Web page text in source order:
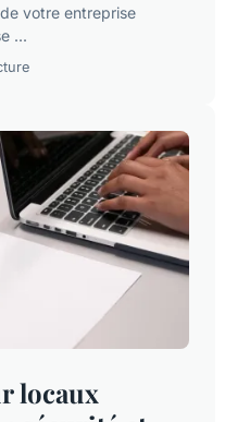
votre entreprise
...
locaux